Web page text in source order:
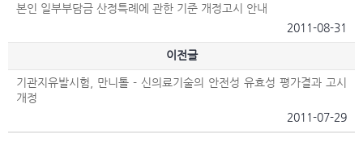
본인 일부부담금 산정특례에 관한 기준 개정고시 안내
2011-08-31
이전글
기관지유발시험, 만니톨 - 신의료기술의 안전성 유효성 평가결과 고시
개정
2011-07-29